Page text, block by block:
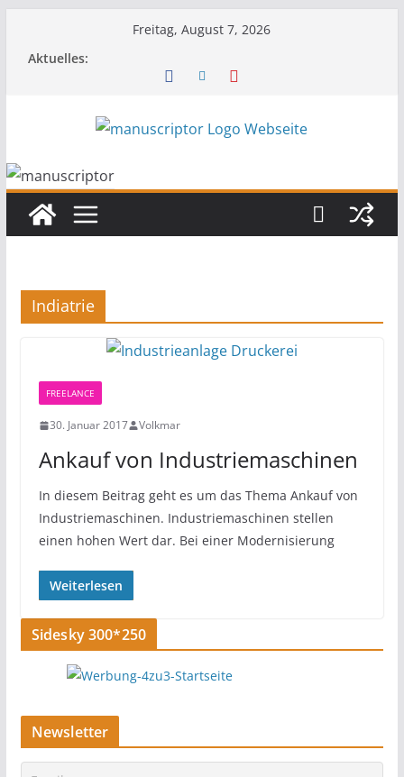
Freitag, August 7, 2026
Aktuelles:
Indiatrie
FREELANCE
30. Januar 2017 Volkmar
Ankauf von Industriemaschinen
In diesem Beitrag geht es um das Thema Ankauf von
Industriemaschinen. Industriemaschinen stellen
einen hohen Wert dar. Bei einer Modernisierung
Weiterlesen
Sidesky 300*250
Newsletter